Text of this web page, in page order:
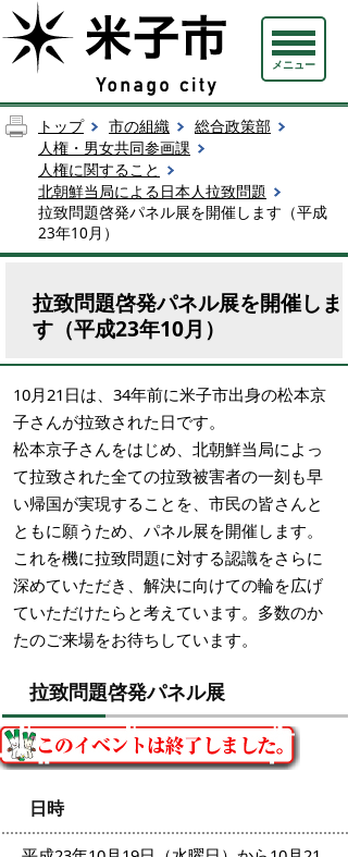
メニュー
トップ 市の組織
総合政策部
人権・男女共同参画課
人権に関すること
北朝鮮当局による日本人拉致問題
拉致問題啓発パネル展を開催します（平成
23年10月）
拉致問題啓発パネル展を開催しま
す（平成23年10月）
10月21日は、34年前に米子市出身の松本京
子さんが拉致された日です。
松本京子さんをはじめ、北朝鮮当局によっ
て拉致された全ての拉致被害者の一刻も早
い帰国が実現することを、市民の皆さんと
ともに願うため、パネル展を開催します。
これを機に拉致問題に対する認識をさらに
深めていただき、解決に向けての輪を広げ
ていただけたらと考えています。多数のか
たのご来場をお待ちしています。
拉致問題啓発パネル展
日時